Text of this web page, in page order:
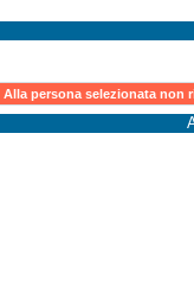
persona selezionata non